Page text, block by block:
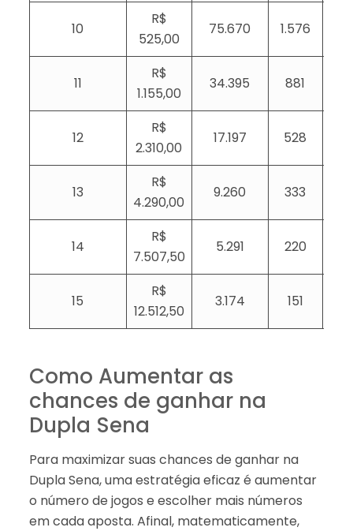
10
R$
525,00
75.670 1.576
11
R$
1.155,00
34.395 881
12
R$
2.310,00
17.197 528
13
R$
4.290,00
9.260 333
14
R$
7.507,50
5.291 220
15
R$
12.512,50
3.174 151
Como Aumentar as
chances de ganhar na
Dupla Sena
Para maximizar suas chances de ganhar na
Dupla Sena, uma estratégia eficaz é aumentar
o número de jogos e escolher mais números
em cada aposta. Afinal, matematicamente,